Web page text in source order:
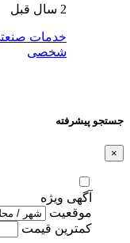
2 سال قبل
خدمات
شخصی
جستجو پیشرفته
×
آگهی ویژه
موقعیت
کمترین قیمت